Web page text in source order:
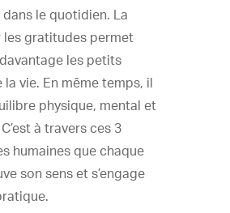
le quotidien. La
gratitudes permet
les petits
vie. En même temps, il
physique, mental et
à travers ces 3
humaines que chaque
son sens et s’engage